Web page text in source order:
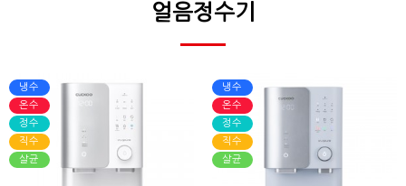
얼음정수기
냉수
온수
정수
직수
살균
냉수
온수
정수
직수
살균